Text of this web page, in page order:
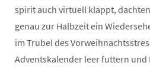
spirit auch virtuell klappt,
genau zur Halbzeit ein
im Trubel des
Adventskalender leer futtern und